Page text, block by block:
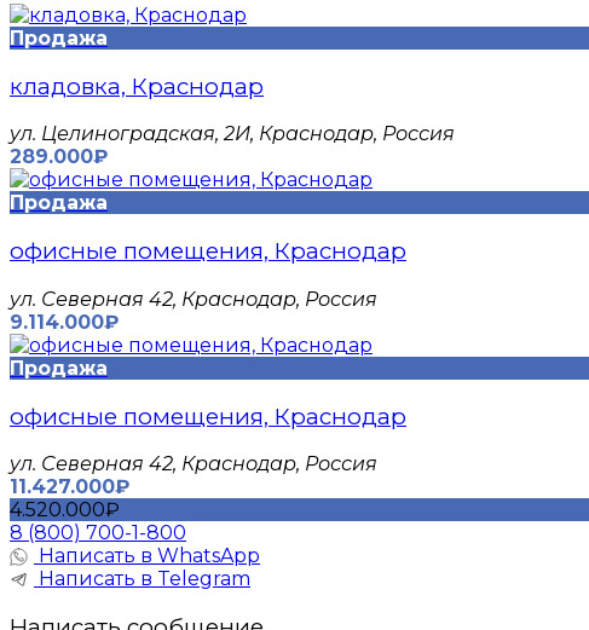
Продажа
кладовка, Краснодар
ул. Целиноградская, 2И, Краснодар, Россия
289.000₽
Продажа
офисные помещения, Краснодар
ул. Северная 42, Краснодар, Россия
9.114.000₽
Продажа
офисные помещения, Краснодар
ул. Северная 42, Краснодар, Россия
11.427.000₽
4.520.000₽
8 (800) 700-1-800
Написать в WhatsApp
Написать в Telegram